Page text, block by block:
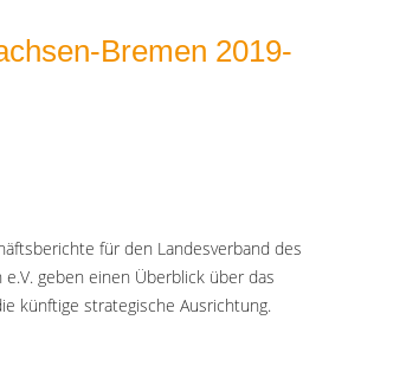
Bremen 2019-
für den Landesverband des
geben einen Überblick über das
künftige strategische Ausrichtung.